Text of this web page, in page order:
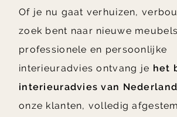
Of je nu gaat verhuizen,
zoek bent naar nieuwe
professionele en persoonlijke
interieuradvies ontvang je het
interieuradvies van Nederland
onze klanten, volledig